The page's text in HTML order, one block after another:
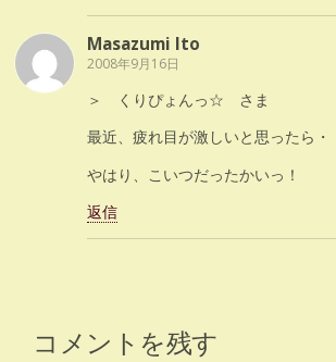
Masazumi Ito
2008年9月16日
＞ くりぴょんっ☆ さま
最近、疲れ目が激しいと思ったら・
やはり、こいつだったかいっ！
返信
コメントを残す